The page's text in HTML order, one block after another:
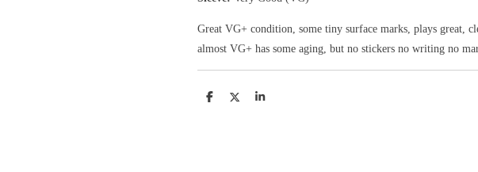
Great VG+ condition, some tiny surface marks, plays great,
almost VG+ has some aging, but no stickers no writing no
D
D
S